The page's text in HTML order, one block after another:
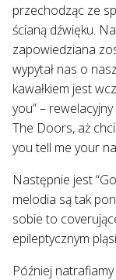
przechodząc ze
ścianą dźwięku.
zapowiedziana
wypytał nas o
kawałkiem jest
you” –
The Doors, aż
you tell me your
Następnie jest
melodia są tak
sobie to
epileptycznym
Później